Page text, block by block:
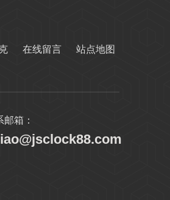
在线留言 站点地图
箱：